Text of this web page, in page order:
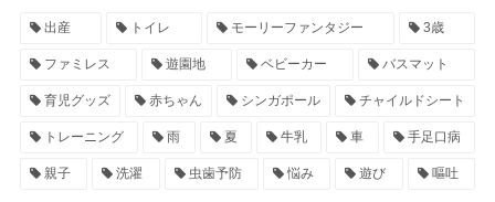
出産 トイレ モーリーファンタジー 3歳
ファミレス 遊園地 ベビーカー バスマット
育児グッズ 赤ちゃん シンガポール チャイルドシート
トレーニング 雨 夏 牛乳 車 手足口病
親子 洗濯 虫歯予防 悩み 遊び 嘔吐